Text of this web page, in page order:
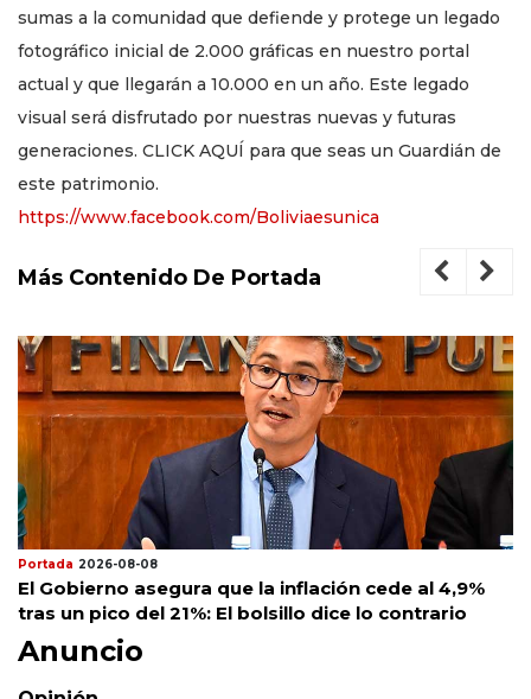
sumas a la comunidad que defiende y protege un legado
fotográfico inicial de 2.000 gráficas en nuestro portal
actual y que llegarán a 10.000 en un año. Este legado
visual será disfrutado por nuestras nuevas y futuras
generaciones. CLICK AQUÍ para que seas un Guardián de
este patrimonio.
https://www.facebook.com/Boliviaesunica
Más Contenido De Portada
Portada 2026-08-08
El Gobierno asegura que la inflación cede al 4,9%
tras un pico del 21%: El bolsillo dice lo contrario
Anuncio